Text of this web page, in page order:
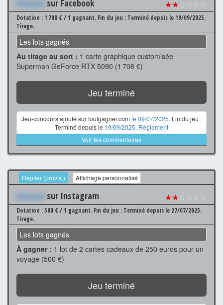
Xxxxxxx sur Facebook ★★☆☆☆☆
Dotation : 1 708 € / 1 gagnant. Fin du jeu : Terminé depuis le 19/09/2025.
Tirage.
Les lots gagnés
Au tirage au sort : 1 carte graphique customisée
Superman GeForce RTX 5090 (1 708 €)
Jeu terminé
Jeu-concours ajouté sur toutgagner.com le 09/07/2025. Fin du jeu :
Terminé depuis le 19/09/2025. Règlement
Voir les commentaires
Replier (provis.) Affichage personnalisé
Xxxxxxx sur Instagram ★★☆☆☆☆
Dotation : 500 € / 1 gagnant. Fin du jeu : Terminé depuis le 27/07/2025.
Tirage.
Les lots gagnés
À gagner : 1 lot de 2 cartes cadeaux de 250 euros pour un
voyage (500 €)
Jeu terminé